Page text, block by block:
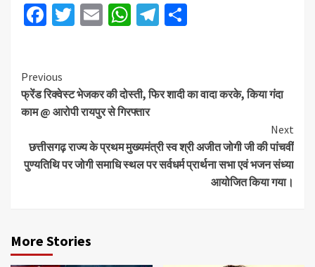
Facebook
Twitter
EmailWhatsApp
Telegram
Previous
फ्रेंड रिक्वेस्ट भेजकर की दोस्ती, फिर शादी का वादा करके, किया गंदा
काम @ आरोपी रायपुर से गिरफ्तार
Next
छत्तीसगढ़ राज्य के प्रथम मुख्यमंत्री स्व श्री अजीत जोगी जी की पांचवीं
पुण्यतिथि पर जोगी समाधि स्थल पर सर्वधर्म प्रार्थना सभा एवं भजन संध्या
आयोजित किया गया।
More Stories